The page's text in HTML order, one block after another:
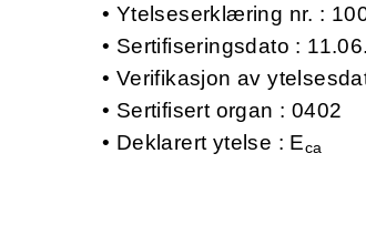
Ytelseserklæring nr. :
Sertifiseringsdato :
Verifikasjon av
Sertifisert organ : 0402
Deklarert ytelse : Eca